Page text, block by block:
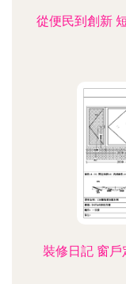
從便民到創新
裝修日記 窗